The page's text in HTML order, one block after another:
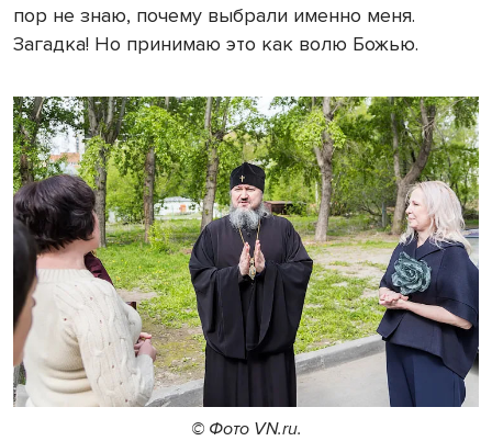
пор не знаю, почему выбрали именно меня.
Загадка! Но принимаю это как волю Божью.
© Фото VN.ru.